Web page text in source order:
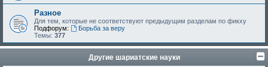
Разное
Для тем, которые не соответствуют предыдущим разделам по фикху
Подфорум:
Борьба за веру
Темы: 377
Другие шариатские науки